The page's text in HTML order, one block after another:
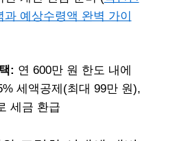
과 예상수령액 완벽 가이
: 연 600만 원 한도 내에
세액공제(최대 99만 원),
세금 환급